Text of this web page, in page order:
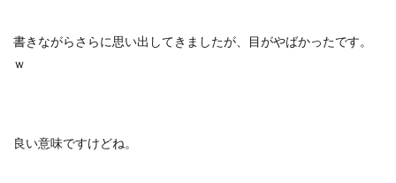
書きながらさらに思い出してきましたが、目がやばかったです。
ｗ
良い意味ですけどね。